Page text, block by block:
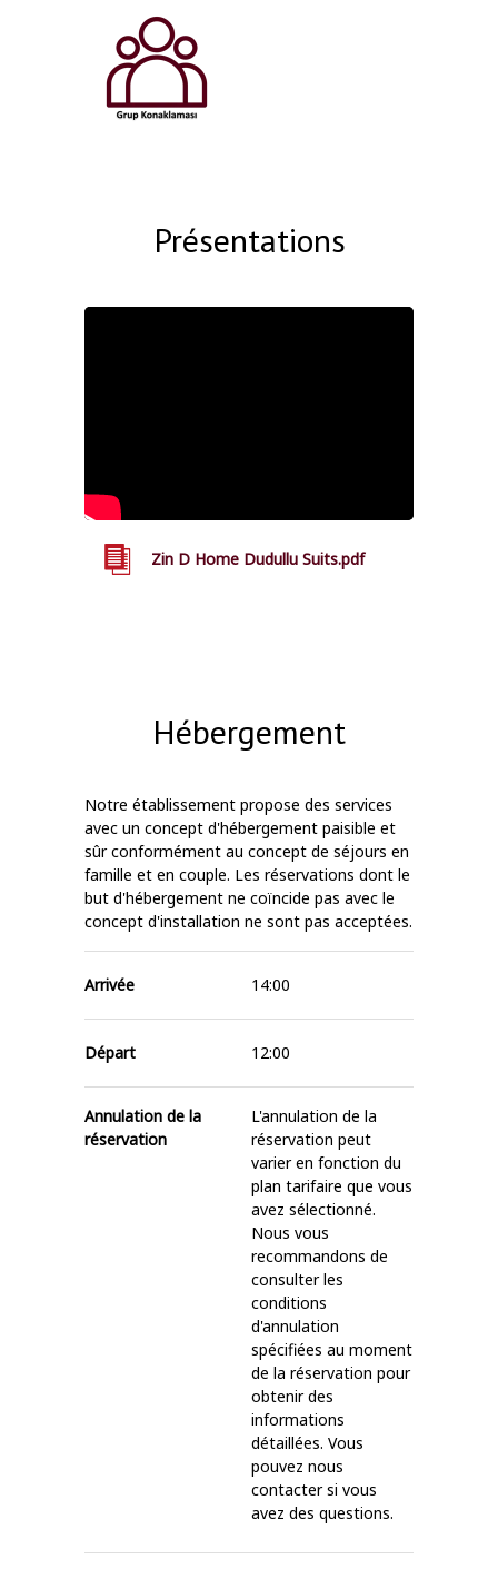
Présentations
Zin D Home Dudullu Suits.pdf
Hébergement
Notre établissement propose des services
avec un concept d'hébergement paisible et
sûr conformément au concept de séjours en
famille et en couple. Les réservations dont le
but d'hébergement ne coïncide pas avec le
concept d'installation ne sont pas acceptées.
Arrivée 14:00
Départ 12:00
Annulation de la
réservation
L'annulation de la
réservation peut
varier en fonction du
plan tarifaire que vous
avez sélectionné.
Nous vous
recommandons de
consulter les
conditions
d'annulation
spécifiées au moment
de la réservation pour
obtenir des
informations
détaillées. Vous
pouvez nous
contacter si vous
avez des questions.